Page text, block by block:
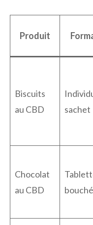
Produit
Biscuits
au CBD
sachet
Chocolat
au CBD